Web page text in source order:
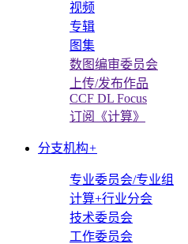
视频
专辑
图集
数图编审委员会
上传/发布作品
CCF DL Focus
订阅《计算》
分支机构+
专业委员会/专业组
计算+行业分会
技术委员会
工作委员会